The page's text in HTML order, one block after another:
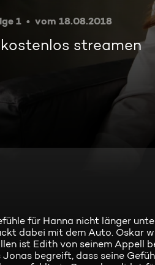
1 vom 18.08.2018
streamen
für Hanna nicht länger
dabei mit dem Auto. Oskar
ist Edith von seinem Appell
begreift, dass seine